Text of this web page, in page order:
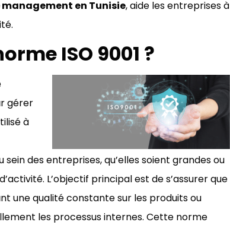
en Tunisie, aide les entreprises à
ISO 9001 ?
gérer
à
sein des entreprises, qu’elles soient grandes ou
L’objectif principal est de s’assurer que
une qualité constante sur les produits ou
les processus internes. Cette norme